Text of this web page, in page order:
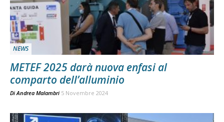
NEWS
METEF 2025 darà nuova enfasi al
comparto dell’alluminio
Di Andrea Malambri 5 Novembre 2024